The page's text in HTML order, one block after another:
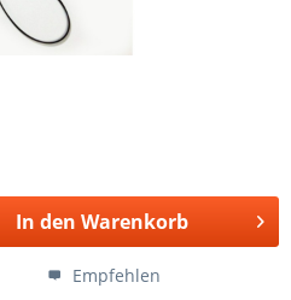
In den Warenkorb
Empfehlen